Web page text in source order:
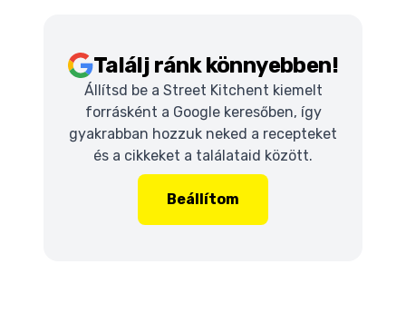
Találj ránk könnyebben!
Állítsd be a Street Kitchent kiemelt
forrásként a Google keresőben, így
gyakrabban hozzuk neked a recepteket
és a cikkeket a találataid között.
Beállítom